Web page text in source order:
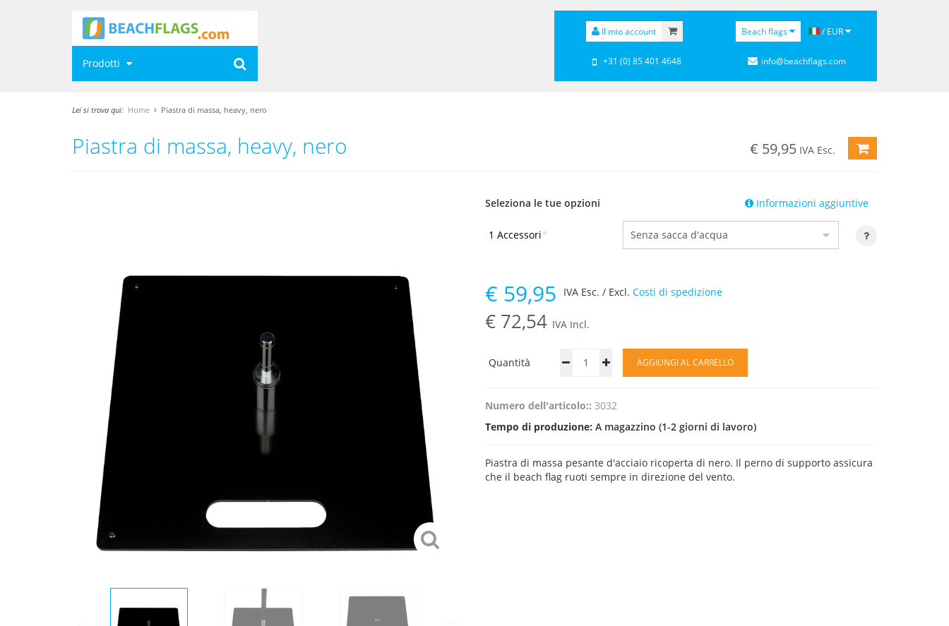
Prodotti
Il mio account Beach flags / EUR
+31 (0) 85 401 4648 info@beachflags.com
Lei si trova qui: Home Piastra di massa, heavy, nero
Piastra di massa, heavy, nero € 59,95 IVA Esc. AGGIUNGI AL
Informazioni aggiuntive
Seleziona le tue opzioni
1 Accessori*
€ 59,95
€ 72,54 IVA Incl.
IVA Esc. / Excl. Costi di spedizione
Quantità AGGIUNGI AL CARRELLO
Numero dell'articolo:: 3032
Tempo di produzione: A magazzino (1-2 giorni di lavoro)
Piastra di massa pesante d'acciaio ricoperta di nero. Il perno di supporto assicura
che il beach flag ruoti sempre in direzione del vento.